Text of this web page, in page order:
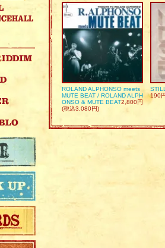
ROLAND ALPHONSO meets
MUTE BEAT / ROLAND ALPH
ONSO & MUTE BEAT2,800円
(税込3,080円)
190